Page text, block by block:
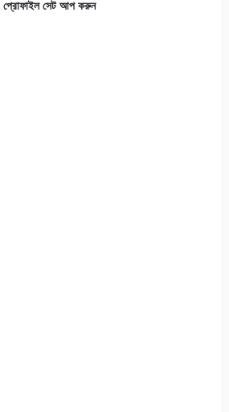
প্রোফাইল সেট আপ করুন